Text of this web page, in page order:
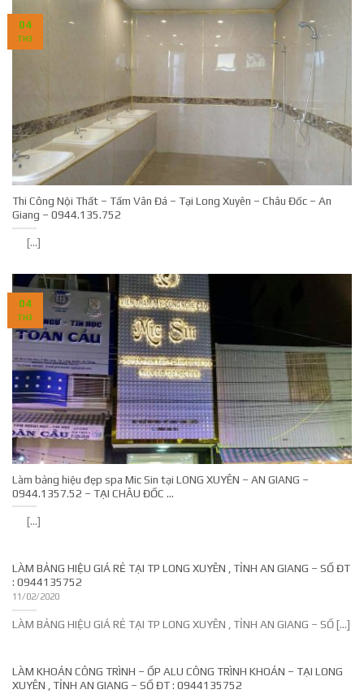
Thi Công Nội Thất – Tấm Vân Đá – Tại Long Xuyên – Châu Đốc – An
Giang – 0944.135.752
[...]
04
TH3
Làm bảng hiệu đẹp spa Mic Sin tại LONG XUYÊN – AN GIANG –
0944.1357.52 – TẠI CHÂU ĐỐC …
[...]
04
TH3
LÀM BẢNG HIỆU GIÁ RẺ TẠI TP LONG XUYÊN , TỈNH AN GIANG – SỐ ĐT
: 0944135752
11/02/2020
LÀM BẢNG HIỆU GIÁ RẺ TẠI TP LONG XUYÊN , TỈNH AN GIANG – SỐ [...]
LÀM KHOÁN CÔNG TRÌNH – ỐP ALU CÔNG TRÌNH KHOÁN – TẠI LONG
XUYÊN , TỈNH AN GIANG – SỐ ĐT : 0944135752